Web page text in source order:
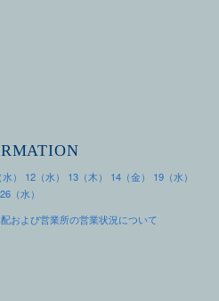
） 12（水） 13（木） 14（金） 19（水）
26（水）
および営業所の営業状況について